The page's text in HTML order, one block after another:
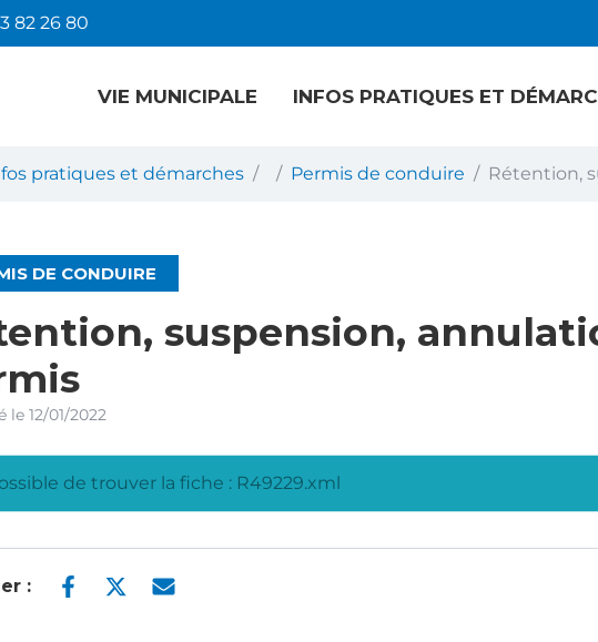
82 26 80
VIE MUNICIPALE INFOS PRATIQUES ET
pratiques et démarches Permis de conduire Rétention,
DE CONDUIRE
suspension,
le 12/01/2022
de trouver la fiche : R49229.xml
: